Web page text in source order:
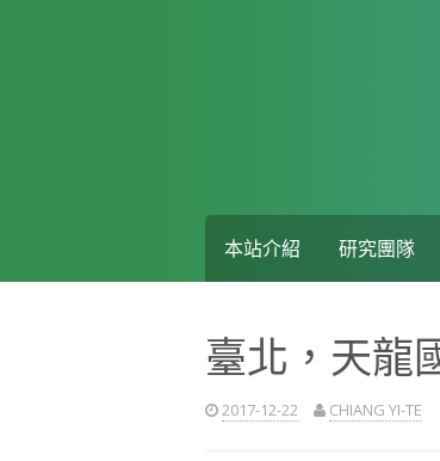
本站介紹 研究團隊
臺北，天龍
2017-12-22 CHIANG YI-TE